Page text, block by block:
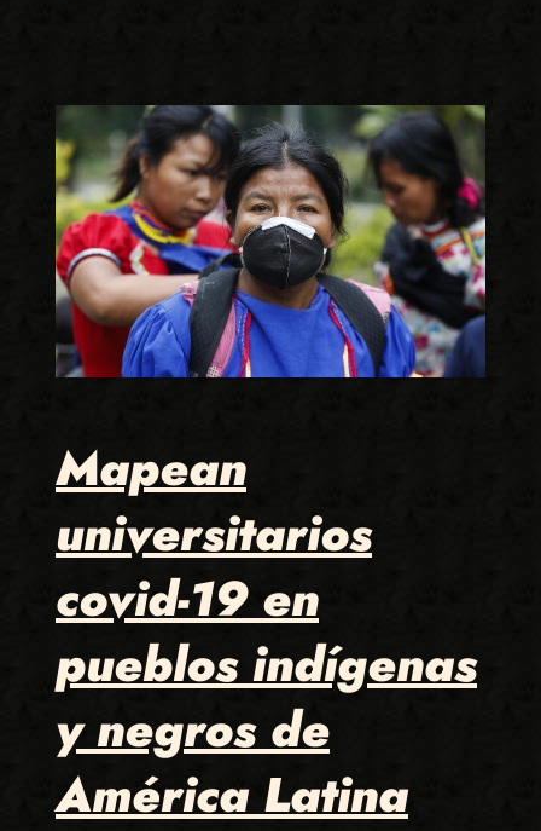
Mapean
universitarios
covid-19 en
pueblos indígenas
y negros de
América Latina